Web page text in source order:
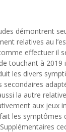
démontrent
relatives au
effectuer il
touchant à 2019
les divers
secondaires
la autre
aux jeux
les symptômes